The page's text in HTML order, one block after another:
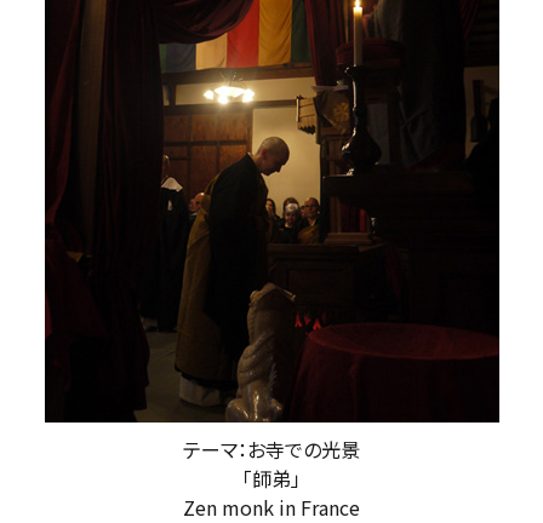
テーマ：お寺での光景
「師弟」
Zen monk in France